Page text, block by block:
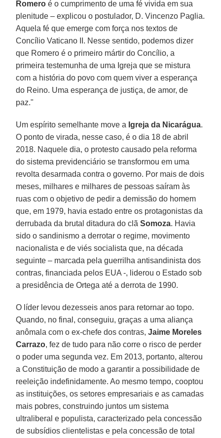
Romero é o cumprimento de uma fé vivida em sua
plenitude – explicou o postulador, D. Vincenzo Paglia.
Aquela fé que emerge com força nos textos de
Concílio Vaticano II. Nesse sentido, podemos dizer
que Romero é o primeiro mártir do Concílio, a
primeira testemunha de uma Igreja que se mistura
com a história do povo com quem viver a esperança
do Reino. Uma esperança de justiça, de amor, de
paz."
Um espírito semelhante move a Igreja da Nicarágua.
O ponto de virada, nesse caso, é o dia 18 de abril
2018. Naquele dia, o protesto causado pela reforma
do sistema previdenciário se transformou em uma
revolta desarmada contra o governo. Por mais de dois
meses, milhares e milhares de pessoas saíram às
ruas com o objetivo de pedir a demissão do homem
que, em 1979, havia estado entre os protagonistas da
derrubada da brutal ditadura do clãSomoza. Havia
sido o sandinismo a derrotar o regime, movimento
nacionalista e de viés socialista que, na década
seguinte – marcada pela guerrilha antisandinista dos
contras, financiada pelos EUA -, liderou o Estado sob
a presidência de Ortega até a derrota de 1990.
O líder levou dezesseis anos para retornar ao topo.
Quando, no final, conseguiu, graças a uma aliança
anômala com o ex-chefe dos contras,Jaime Moreles
Carrazo, fez de tudo para não corre o risco de perder
o poder uma segunda vez. Em 2013, portanto, alterou
a Constituição de modo a garantir a possibilidade de
reeleição indefinidamente. Ao mesmo tempo, cooptou
as instituições, os setores empresariais e as camadas
mais pobres, construindo juntos um sistema
ultraliberal e populista, caracterizado pela concessão
de subsídios clientelistas e pela concessão de total